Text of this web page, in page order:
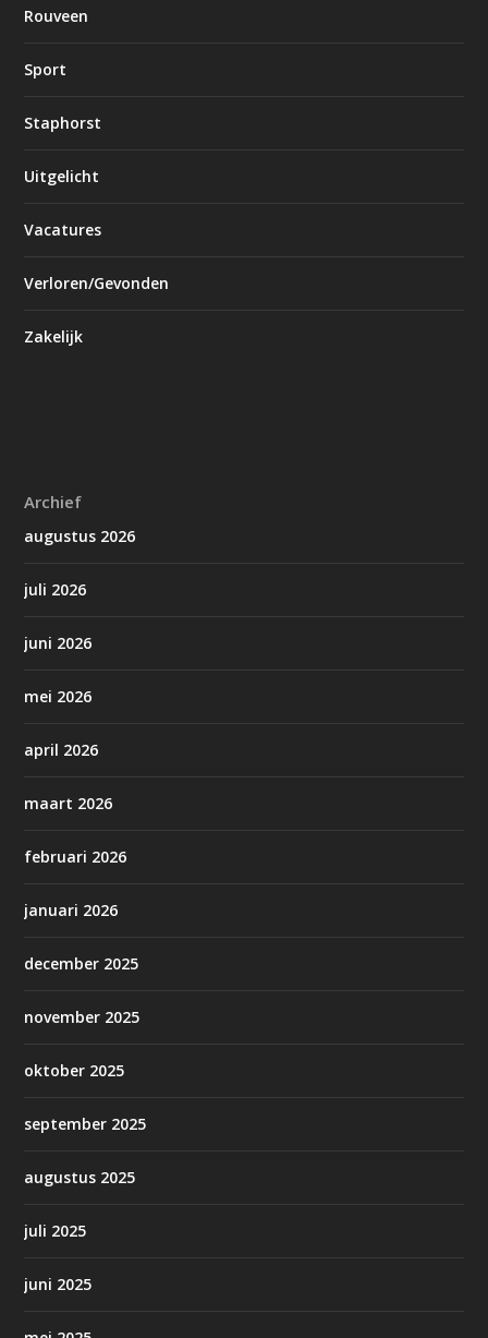
Rouveen
Sport
Staphorst
Uitgelicht
Vacatures
Verloren/Gevonden
Zakelijk
Archief
augustus 2026
juli 2026
juni 2026
mei 2026
april 2026
maart 2026
februari 2026
januari 2026
december 2025
november 2025
oktober 2025
september 2025
augustus 2025
juli 2025
juni 2025